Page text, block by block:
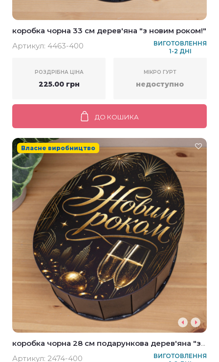
коробка чорна 33 см дерев'яна "з новим роком!"
Артикул: 4463-400
ВИГОТОВЛЕННЯ
1-2 ДНІ
РОЗДРІБНА ЦІНА
225.00 грн
МІКРО ГУРТ
недоступно
ДО КОШИКА
Власне виробництво
коробка чорна 28 см подарункова дерев'яна "з
новим роком!"
Артикул: 2474-400
ВИГОТОВЛЕННЯ